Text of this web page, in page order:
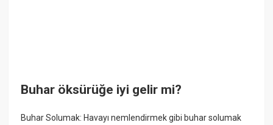
Buhar öksürüğe iyi gelir mi?
Buhar Solumak: Havayı nemlendirmek gibi buhar solumak